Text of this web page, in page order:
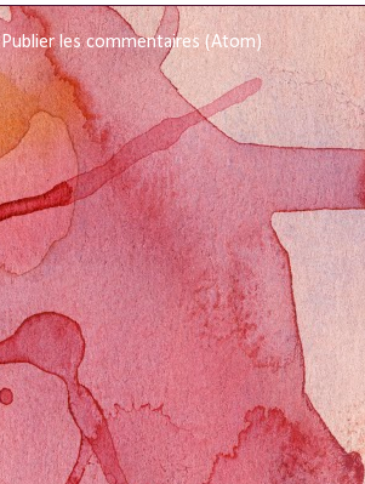
Publier les commentaires (Atom)